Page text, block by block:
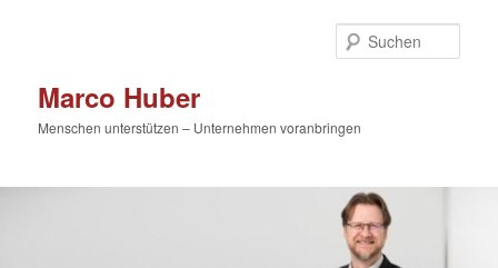
Marco Huber
Menschen unterstützen – Unternehmen voranbringen